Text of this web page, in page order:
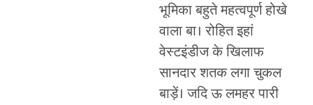
भूमिका बहुते महत्वपूर्ण होखे
वाला बा। रोहित इहां
वेस्टइंडीज के खिलाफ
सानदार शतक लगा चुकल
बाड़ें। जदि ऊ लमहर पारी